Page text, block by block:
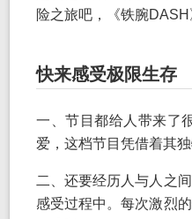
险之旅吧，《铁腕
快来感受极限生存
一、节目都给人带来了
爱，这档节目凭借着其
二、还要经历人与人之
感受过程中。每次激烈